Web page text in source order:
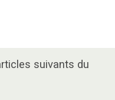
suivants du